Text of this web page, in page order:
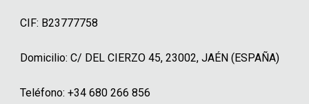
CIF: B23777758
Domicilio: C/ DEL CIERZO 45, 23002, JAÉN (ESPAÑA)
Teléfono: +34 680 266 856